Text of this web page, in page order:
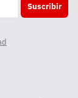
Suscribir